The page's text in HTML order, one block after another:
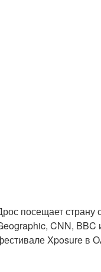
посещает страну
CNN, BBC
Xposure в